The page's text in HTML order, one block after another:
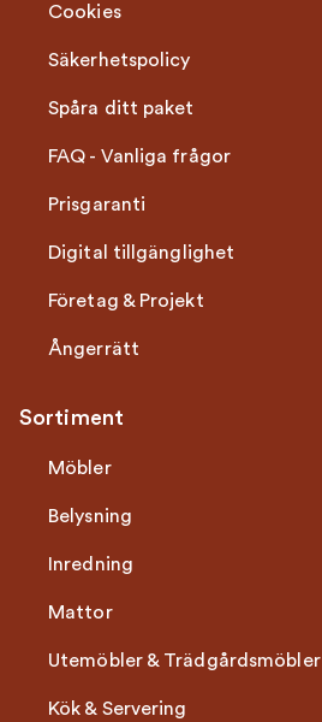
Cookies
Säkerhetspolicy
Spåra ditt paket
FAQ - Vanliga frågor
Prisgaranti
Digital tillgänglighet
Företag & Projekt
Ångerrätt
Sortiment
Möbler
Belysning
Inredning
Mattor
Utemöbler & Trädgårdsmöbler
Kök & Servering